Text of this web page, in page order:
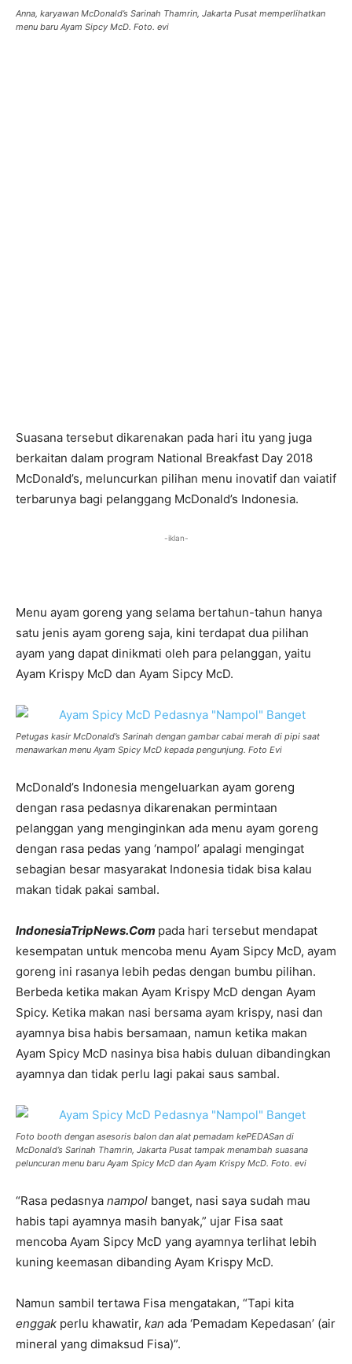
Anna, karyawan McDonald’s Sarinah Thamrin, Jakarta Pusat memperlihatkan
menu baru Ayam Sipcy McD. Foto. evi
Suasana tersebut dikarenakan pada hari itu yang juga
berkaitan dalam program National Breakfast Day 2018
McDonald’s, meluncurkan pilihan menu inovatif dan vaiatif
terbarunya bagi pelanggang McDonald’s Indonesia.
-iklan-
Menu ayam goreng yang selama bertahun-tahun hanya
satu jenis ayam goreng saja, kini terdapat dua pilihan
ayam yang dapat dinikmati oleh para pelanggan, yaitu
Ayam Krispy McD dan Ayam Sipcy McD.
Petugas kasir McDonald’s Sarinah dengan gambar cabai merah di pipi saat
menawarkan menu Ayam Spicy McD kepada pengunjung. Foto Evi
McDonald’s Indonesia mengeluarkan ayam goreng
dengan rasa pedasnya dikarenakan permintaan
pelanggan yang menginginkan ada menu ayam goreng
dengan rasa pedas yang ‘nampol’ apalagi mengingat
sebagian besar masyarakat Indonesia tidak bisa kalau
makan tidak pakai sambal.
IndonesiaTripNews.Com pada hari tersebut mendapat
kesempatan untuk mencoba menu Ayam Sipcy McD, ayam
goreng ini rasanya lebih pedas dengan bumbu pilihan.
Berbeda ketika makan Ayam Krispy McD dengan Ayam
Spicy. Ketika makan nasi bersama ayam krispy, nasi dan
ayamnya bisa habis bersamaan, namun ketika makan
Ayam Spicy McD nasinya bisa habis duluan dibandingkan
ayamnya dan tidak perlu lagi pakai saus sambal.
Foto booth dengan asesoris balon dan alat pemadam kePEDASan di
McDonald’s Sarinah Thamrin, Jakarta Pusat tampak menambah suasana
peluncuran menu baru Ayam Spicy McD dan Ayam Krispy McD. Foto. evi
“Rasa pedasnya nampol banget, nasi saya sudah mau
habis tapi ayamnya masih banyak,” ujar Fisa saat
mencoba Ayam Sipcy McD yang ayamnya terlihat lebih
kuning keemasan dibanding Ayam Krispy McD.
Namun sambil tertawa Fisa mengatakan, “Tapi kita
enggak perlu khawatir, kan ada ‘Pemadam Kepedasan’ (air
mineral yang dimaksud Fisa)”.